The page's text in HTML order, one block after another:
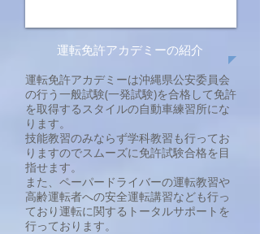
運転免許アカデミーの紹介
運転免許アカデミーは沖縄県公安委員会
の行う一般試験(一発試験)を合格して免許
を取得するスタイルの自動車練習所にな
ります。
​技能教習のみならず学科教習も行ってお
りますのでスムーズに免許試験合格を目
指せます。
また、ペーパードライバーの運転教習や
高齢運転者への安全運転講習なども行っ
ており運転に関するトータルサポートを
行っております。